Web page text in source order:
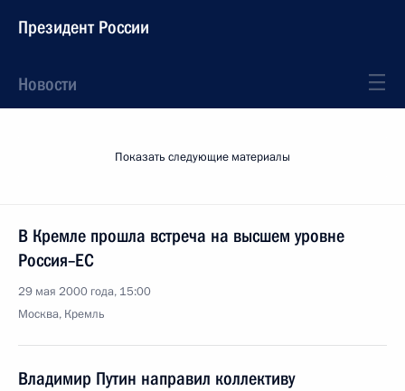
Президент России
Новости
Показать следующие материалы
В Кремле прошла встреча на высшем уровне
Россия–ЕС
29 мая 2000 года, 15:00
Москва, Кремль
Владимир Путин направил коллективу